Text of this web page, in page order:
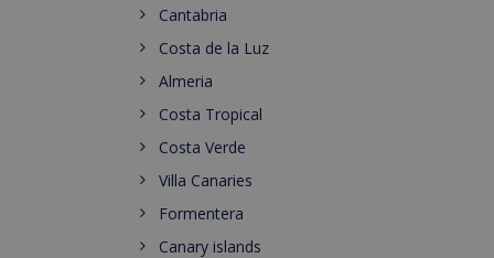
Cantabria
Costa de la Luz
Almeria
Costa Tropical
Costa Verde
Villa Canaries
Formentera
Canary islands